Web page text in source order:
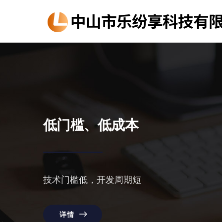
低门槛、低成本
技术门槛低，开发周期短
详情